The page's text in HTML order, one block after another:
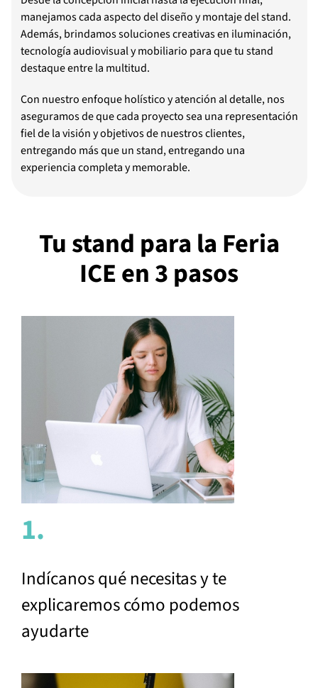
manejamos cada aspecto del diseño y montaje del stand.
Además, brindamos soluciones creativas en iluminación,
tecnología audiovisual y mobiliario para que tu stand
destaque entre la multitud.
Con nuestro enfoque holístico y atención al detalle, nos
aseguramos de que cada proyecto sea una representación
fiel de la visión y objetivos de nuestros clientes,
entregando más que un stand, entregando una
experiencia completa y memorable.
Tu stand para la Feria
ICE en 3 pasos
1.
Indícanos qué necesitas y te
explicaremos cómo podemos
ayudarte